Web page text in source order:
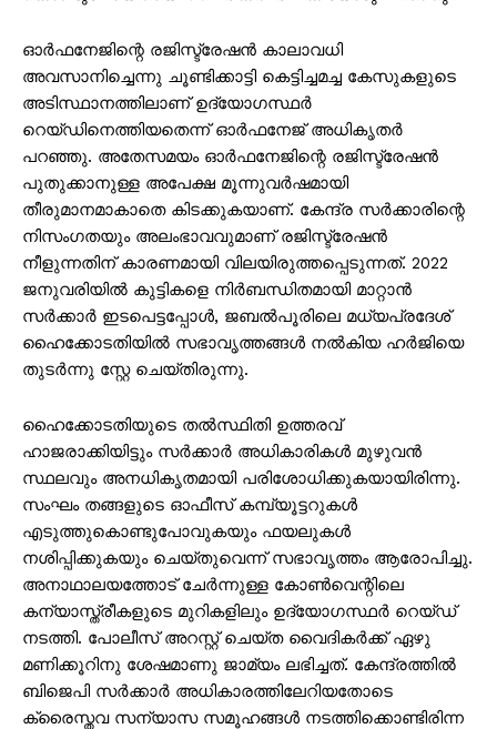
ഓർഫനേജിന്റെ രജിസ്ട്രേഷൻ കാലാവധി
അവസാനിച്ചെന്നു ചൂണ്ടിക്കാട്ടി കെട്ടിച്ചമച്ച കേസുകളുടെ
അടിസ്ഥാനത്തിലാണ് ഉദ്യോഗസ്ഥർ
റെയ്ഡിനെത്തിയതെന്ന് ഓർഫനേജ് അധികൃതർ
പറഞ്ഞു. അതേസമയം ഓർഫനേജിന്റെ രജിസ്ട്രേഷൻ
പുതുക്കാനുള്ള അപേക്ഷ മൂന്നുവർഷമായി
തീരുമാനമാകാതെ കിടക്കുകയാണ്. കേന്ദ്ര സര്‍ക്കാരിന്റെ
നിസംഗതയും അലംഭാവവുമാണ് രജിസ്ട്രേഷന്‍
നീളുന്നതിന് കാരണമായി വിലയിരുത്തപ്പെടുന്നത്. 2022
ജനുവരിയിൽ കുട്ടികളെ നിർബന്ധിതമായി മാറ്റാൻ
സർക്കാർ ഇടപെട്ടപ്പോൾ, ജബൽപൂരിലെ മധ്യപ്രദേശ്
ഹൈക്കോടതിയിൽ സഭാവൃത്തങ്ങള്‍ നല്‍കിയ ഹര്‍ജിയെ
തുടര്‍ന്നു സ്റ്റേ ചെയ്തിരുന്നു.
ഹൈക്കോടതിയുടെ തൽസ്ഥിതി ഉത്തരവ്
ഹാജരാക്കിയിട്ടും സർക്കാർ അധികാരികൾ മുഴുവൻ
സ്ഥലവും അനധികൃതമായി പരിശോധിക്കുകയായിരിന്നു.
സംഘം തങ്ങളുടെ ഓഫീസ് കമ്പ്യൂട്ടറുകൾ
എടുത്തുകൊണ്ടുപോവുകയും ഫയലുകൾ
നശിപ്പിക്കുകയും ചെയ്തുവെന്ന് സഭാവൃത്തം ആരോപിച്ചു.
അനാഥാലയത്തോട് ചേർന്നുള്ള കോൺവെന്റിലെ
കന്യാസ്ത്രീകളുടെ മുറികളിലും ഉദ്യോഗസ്ഥർ റെയ്ഡ്
നടത്തി. പോലീസ് അറസ്റ്റ് ചെയ്ത വൈദികർക്ക് ഏഴു
മണിക്കൂറിനു ശേഷമാണു ജാമ്യം ലഭിച്ചത്. കേന്ദ്രത്തില്‍
ബി‌ജെ‌പി സര്‍ക്കാര്‍ അധികാരത്തിലേറിയതോടെ
ക്രൈസ്തവ സന്യാസ സമൂഹങ്ങള്‍ നടത്തിക്കൊണ്ടിരിന്ന